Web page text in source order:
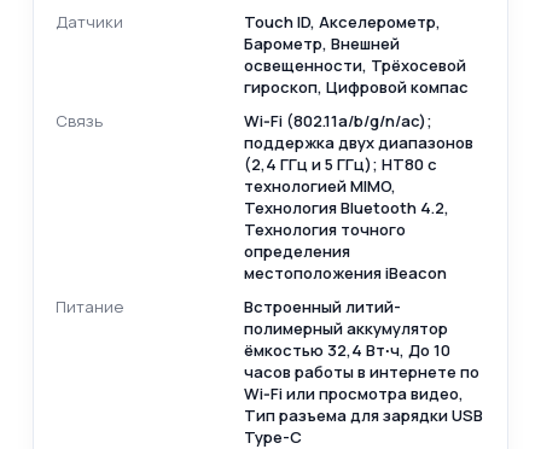
Датчики
Touch ID, Акселерометр,
Барометр, Внешней
освещенности, Трёхосевой
гироскоп, Цифровой компас
Связь
Wi‑Fi (802.11a/b/g/n/ac);
поддержка двух диапазонов
(2,4 ГГц и 5 ГГц); HT80 с
технологией MIMO,
Технология Bluetooth 4.2,
Технология точного
определения
местоположения iBeacon
Питание
Встроенный литий-
полимерный аккумулятор
ёмкостью 32,4 Вт∙ч, До 10
часов работы в интернете по
Wi‑Fi или просмотра видео,
Тип разъема для зарядки USB
Type-C